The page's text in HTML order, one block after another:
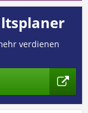
verdienen